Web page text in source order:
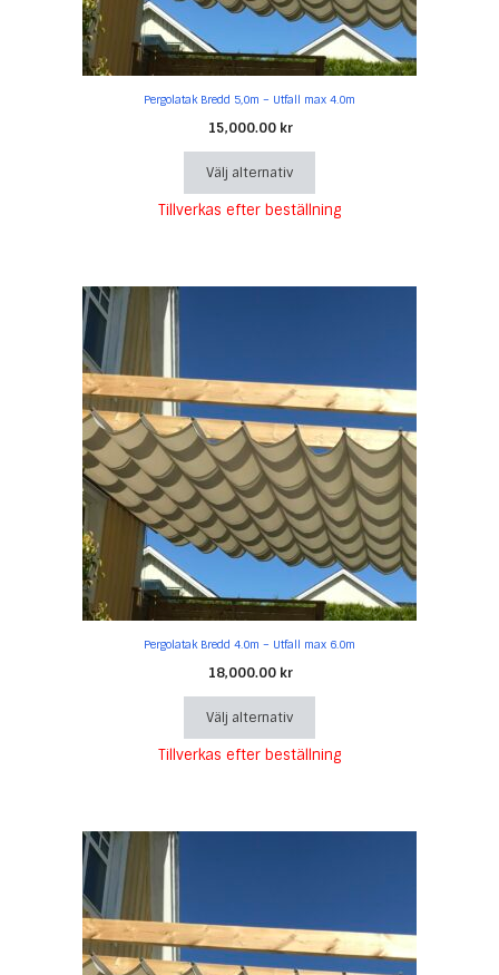
Pergolatak Bredd 5,0m – Utfall max 4.0m
15,000.00 kr
Välj alternativ
produktsidan
Tillverkas efter beställning
Pergolatak Bredd 4.0m – Utfall max 6.0m
18,000.00 kr
Välj alternativ
produkten
varianter.
alternativen
produktsidan
Tillverkas efter beställning
produkten
varianter.